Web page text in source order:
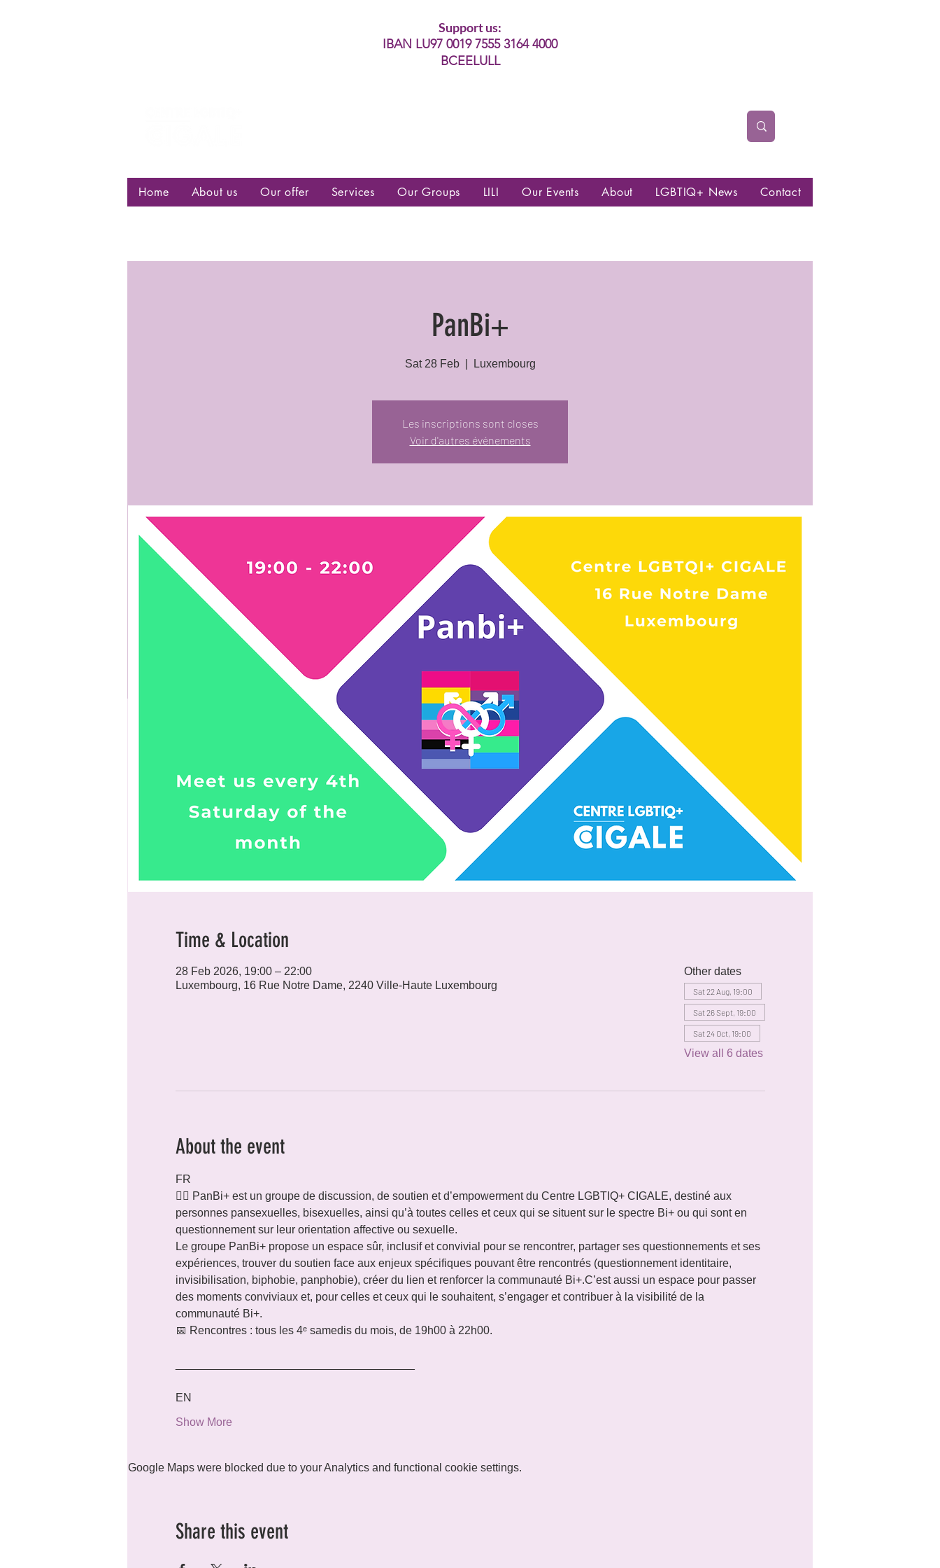
Support us:
IBAN LU97 0019 7555 3164 4000
BCEELULL
Home About us Our offer Services Our Groups LILI Our Events About LGBTIQ+ News Contact
PanBi+
Sat 28 Feb
  |
Luxembourg
Les inscriptions sont closes
Voir d'autres événements
Time & Location
28 Feb 2026, 19:00 – 22:00
Luxembourg, 16 Rue Notre Dame, 2240 Ville-Haute Luxembourg
Other dates
Sat 22 Aug, 19:00
Sat 26 Sept, 19:00
Sat 24 Oct, 19:00
View all 6 dates
About the event
FR
🏳️‍🌈 PanBi+ est un groupe de discussion, de soutien et d’empowerment du Centre LGBTIQ+ CIGALE, destiné aux
personnes pansexuelles, bisexuelles, ainsi qu’à toutes celles et ceux qui se situent sur le spectre Bi+ ou qui sont en
questionnement sur leur orientation affective ou sexuelle.
Le groupe PanBi+ propose un espace sûr, inclusif et convivial pour se rencontrer, partager ses questionnements et ses
expériences, trouver du soutien face aux enjeux spécifiques pouvant être rencontrés (questionnement identitaire,
invisibilisation, biphobie, panphobie), créer du lien et renforcer la communauté Bi+.C’est aussi un espace pour passer
des moments conviviaux et, pour celles et ceux qui le souhaitent, s’engager et contribuer à la visibilité de la
communauté Bi+.
📅 Rencontres : tous les 4ᵉ samedis du mois, de 19h00 à 22h00.
EN
Show More
Google Maps were blocked due to your Analytics and functional cookie settings.
Share this event